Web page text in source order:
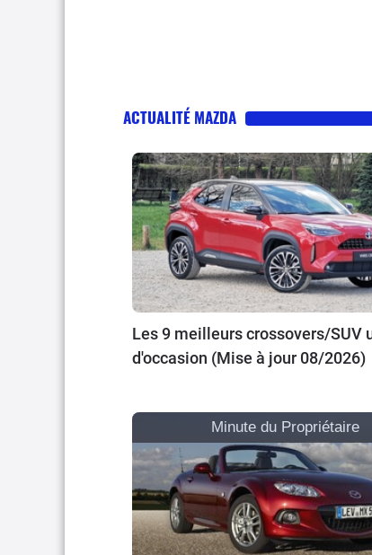
ACTUALITÉ MAZDA
Les 9 meilleurs crossovers/SUV
d'occasion (Mise à jour 08/2026)
Minute du Propriétaire